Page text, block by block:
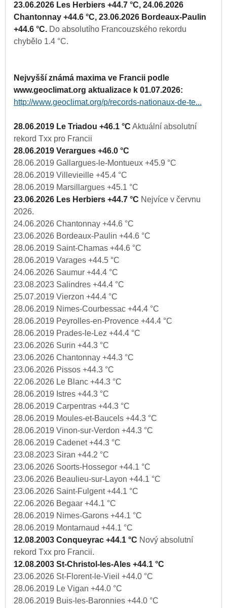
23.06.2026 Les Herbiers +44.7 °C, 24.06.2026
Chantonnay +44.6 °C, 23.06.2026 Bordeaux-Paulin
+44.6 °C. Do absolutího Francouzského rekordu
chybělo 1.4 °C.
Nejvyšší známá maxima ve Francii podle
www.geoclimat.org aktualizace k 01.07.2026:
http://www.geoclimat.org/p/records-nationaux-de-te...
28.06.2019 Le Triadou +46.1 °C Aktuální absolutní
rekord Txx pro Francii
28.06.2019 Verargues +46.0 °C
28.06.2019 Gallargues-le-Montueux +45.9 °C
28.06.2019 Villevieille +45.4 °C
28.06.2019 Marsillargues +45.1 °C
23.06.2026 Les Herbiers +44.7 °C Nejvíce v červnu
2026.
24.06.2026 Chantonnay +44.6 °C
23.06.2026 Bordeaux-Paulin +44.6 °C
28.06.2019 Saint-Chamas +44.6 °C
28.06.2019 Varages +44.5 °C
24.06.2026 Saumur +44.4 °C
23.08.2023 Salindres +44.4 °C
25.07.2019 Vierzon +44.4 °C
28.06.2019 Nimes-Courbessac +44.4 °C
28.06.2019 Peyrolles-en-Provence +44.4 °C
28.06.2019 Prades-le-Lez +44.4 °C
23.06.2026 Surin +44.3 °C
23.06.2026 Chantonnay +44.3 °C
23.06.2026 Pissos +44.3 °C
22.06.2026 Le Blanc +44.3 °C
28.06.2019 Istres +44.3 °C
28.06.2019 Carpentras +44.3 °C
28.06.2019 Moules-et-Baucels +44.3 °C
28.06.2019 Vinon-sur-Verdon +44.3 °C
28.06.2019 Cadenet +44.3 °C
23.08.2023 Siran +44.2 °C
23.06.2026 Soorts-Hossegor +44.1 °C
23.06.2026 Beaulieu-sur-Layon +44.1 °C
23.06.2026 Saint-Fulgent +44.1 °C
22.06.2026 Begaar +44.1 °C
28.06.2019 Nimes-Garons +44.1 °C
28.06.2019 Montarnaud +44.1 °C
12.08.2003 Conqueyrac +44.1 °C Nový absolutní
rekord Txx pro Francii.
12.08.2003 St-Christol-les-Ales +44.1 °C
23.06.2026 St-Florent-le-Vieil +44.0 °C
28.06.2019 Le Vigan +44.0 °C
28.06.2019 Buis-les-Baronnies +44.0 °C